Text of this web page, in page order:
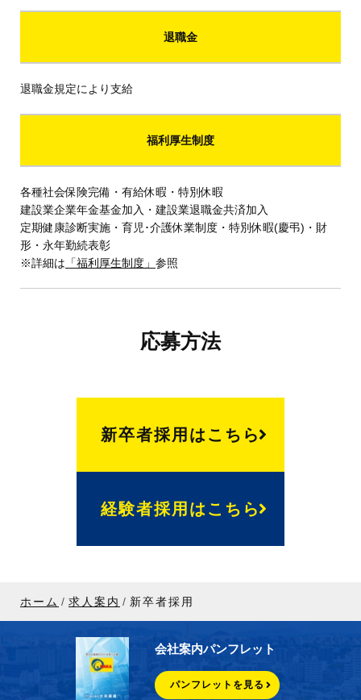
退職金
退職金規定により支給
福利厚生制度
各種社会保険完備・有給休暇・特別休暇
建設業企業年金基金加入・建設業退職金共済加入
定期健康診断実施・育児･介護休業制度・特別休暇(慶弔)・財
形・永年勤続表彰
※詳細は 「福利厚生制度」 参照
応募方法
新卒者採用はこちら
経験者採用はこちら
ホーム 求人案内 新卒者採用
会社案内パンフレット
パンフレットを見る